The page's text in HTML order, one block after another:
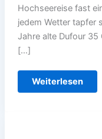
Hochseereise fast
jedem Wetter tapfer
Jahre alte Dufour
[…]
Auf
Weiterlesen